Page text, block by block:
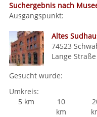
Suchergebnis nach
Ausgangspunkt:
Altes
74523
Lange
Gesucht wurde:
Umkreis:
5 km
10
km